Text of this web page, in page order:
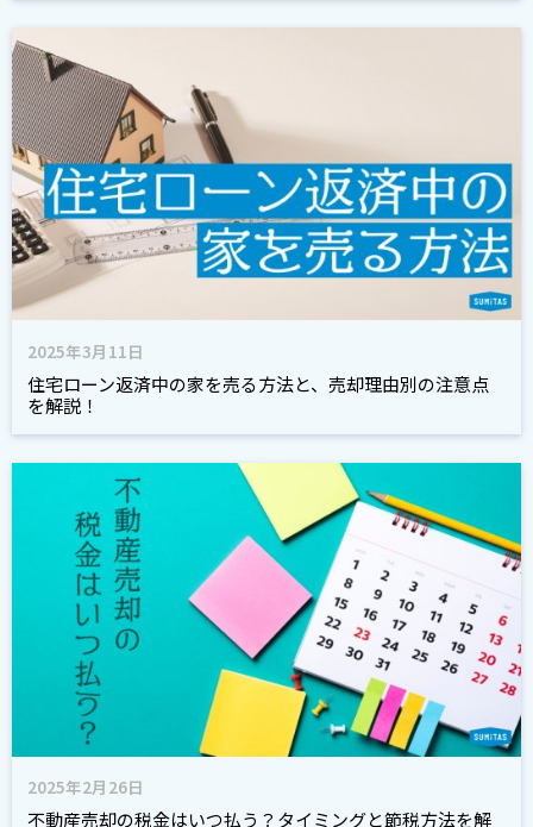
2025年3月11日
住宅ローン返済中の家を売る方法と、売却理由別の注意点
を解説！
2025年2月26日
不動産売却の税金はいつ払う？タイミングと節税方法を解